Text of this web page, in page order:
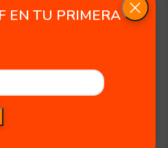
EN TU PRIMERA
Pellet Poopy
15kg 5kg
stock